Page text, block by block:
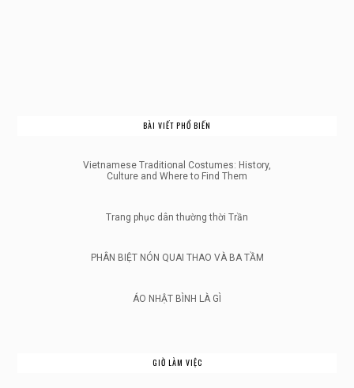
BÀI VIẾT PHỔ BIẾN
Vietnamese Traditional Costumes: History,
Culture and Where to Find Them
Trang phục dân thường thời Trần
PHÂN BIỆT NÓN QUAI THAO VÀ BA TẦM
ÁO NHẬT BÌNH LÀ GÌ
GIỜ LÀM VIỆC